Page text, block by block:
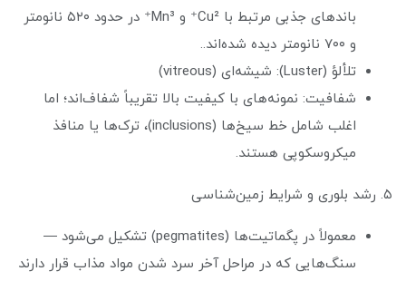
باندهای جذبی مرتبط با Cu²⁺ و Mn³⁺ در حدود ۵۲۰ نانومتر
و ۷۰۰ نانومتر دیده شده‌اند..
تلألؤ (Luster): شیشه‌ای (vitreous)
شفافیت: نمونه‌های با کیفیت بالا تقریباً شفاف‌اند؛ اما
اغلب شامل خط سیخ‌ها (inclusions)، ترک‌ها یا منافذ
میکروسکوپی هستند.
۵. رشد بلوری و شرایط زمین‌شناسی
معمولاً در پگماتیت‌ها (pegmatites) تشکیل می‌شود —
سنگ‌هایی که در مراحل آخر سرد شدن مواد مذاب قرار دارند